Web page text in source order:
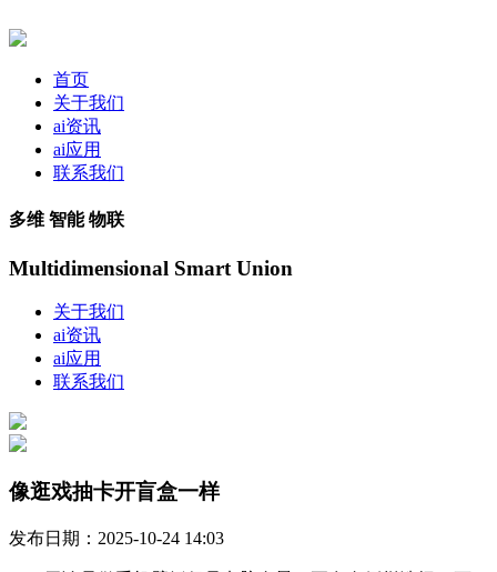
首页
关于我们
ai资讯
ai应用
联系我们
多维 智能 物联
Multidimensional Smart Union
关于我们
ai资讯
ai应用
联系我们
像逛戏抽卡开盲盒一样
发布日期：2025-10-24 14:03